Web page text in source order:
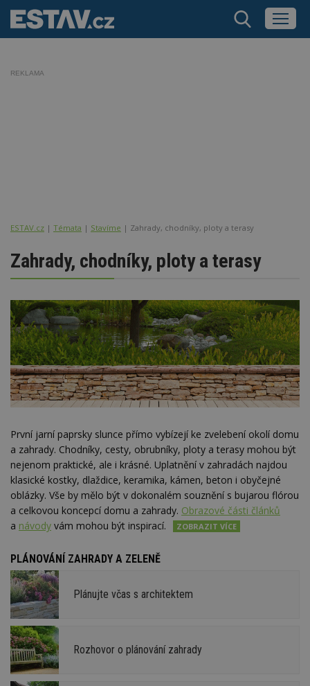
REKLAMA
ESTAV.cz Témata Stavíme Zahrady, chodníky, ploty a terasy
Zahrady, chodníky, ploty a terasy
První jarní paprsky slunce přímo vybízejí ke zvelebení okolí domu
a zahrady. Chodníky, cesty, obrubníky, ploty a terasy mohou být
nejenom praktické, ale i krásné. Uplatnění v zahradách najdou
klasické kostky, dlaždice, keramika, kámen, beton i obyčejné
oblázky. Vše by mělo být v dokonalém souznění s bujarou flórou
a celkovou koncepcí domu a zahrady. Obrazové části článků
a návody vám mohou být inspirací.
PLÁNOVÁNÍ ZAHRADY A ZELENĚ
Plánujte včas s architektem
Rozhovor o plánování zahrady